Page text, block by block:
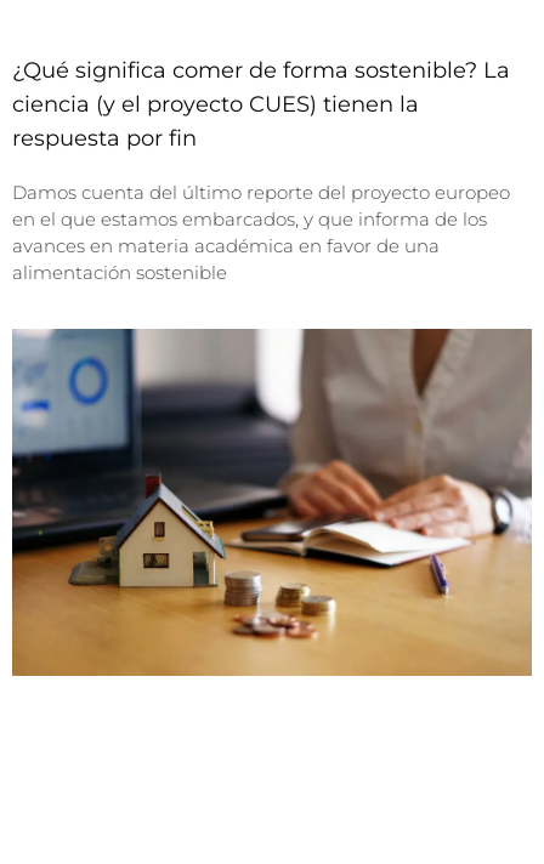
¿Qué significa comer de forma sostenible? La
ciencia (y el proyecto CUES) tienen la
respuesta por fin
Damos cuenta del último reporte del proyecto europeo
en el que estamos embarcados, y que informa de los
avances en materia académica en favor de una
alimentación sostenible